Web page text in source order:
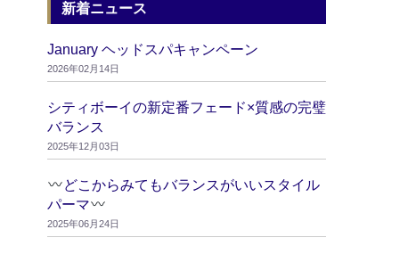
新着ニュース
January ヘッドスパキャンペーン
2026年02月14日
シティボーイの新定番フェード×質感の完璧
バランス
2025年12月03日
どこからみてもバランスがいいスタイル
パーマ
2025年06月24日